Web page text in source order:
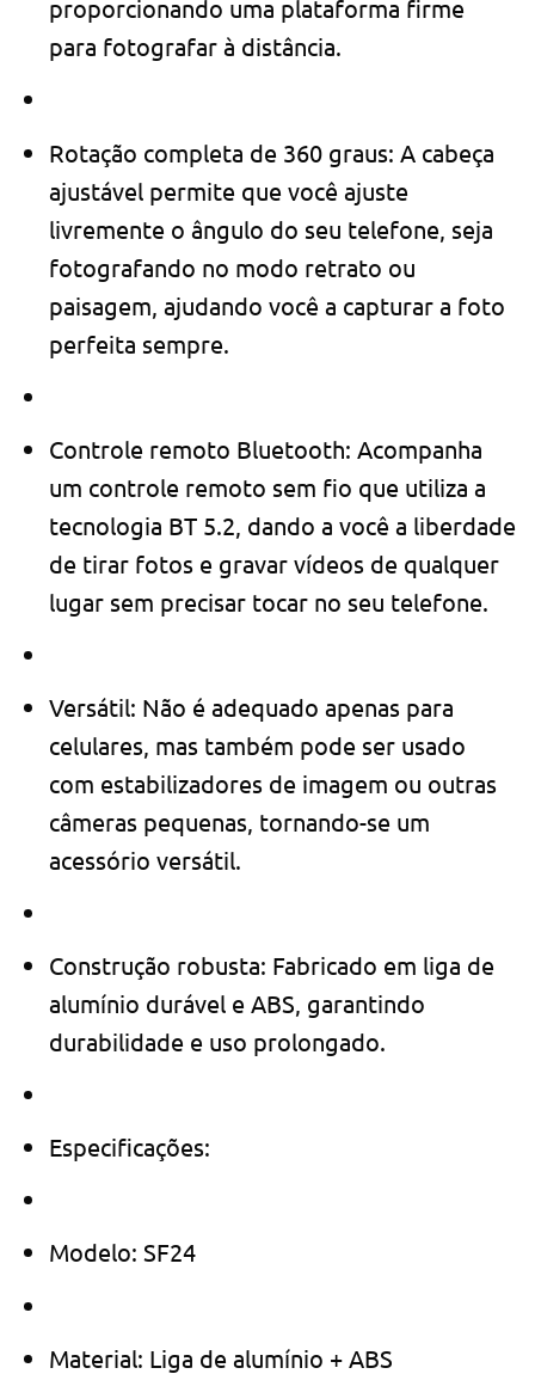
proporcionando uma plataforma firme
para fotografar à distância.
Rotação completa de 360 ​​graus: A cabeça
ajustável permite que você ajuste
livremente o ângulo do seu telefone, seja
fotografando no modo retrato ou
paisagem, ajudando você a capturar a foto
perfeita sempre.
Controle remoto Bluetooth: Acompanha
um controle remoto sem fio que utiliza a
tecnologia BT 5.2, dando a você a liberdade
de tirar fotos e gravar vídeos de qualquer
lugar sem precisar tocar no seu telefone.
Versátil: Não é adequado apenas para
celulares, mas também pode ser usado
com estabilizadores de imagem ou outras
câmeras pequenas, tornando-se um
acessório versátil.
Construção robusta: Fabricado em liga de
alumínio durável e ABS, garantindo
durabilidade e uso prolongado.
Especificações:
Modelo: SF24
Material: Liga de alumínio + ABS